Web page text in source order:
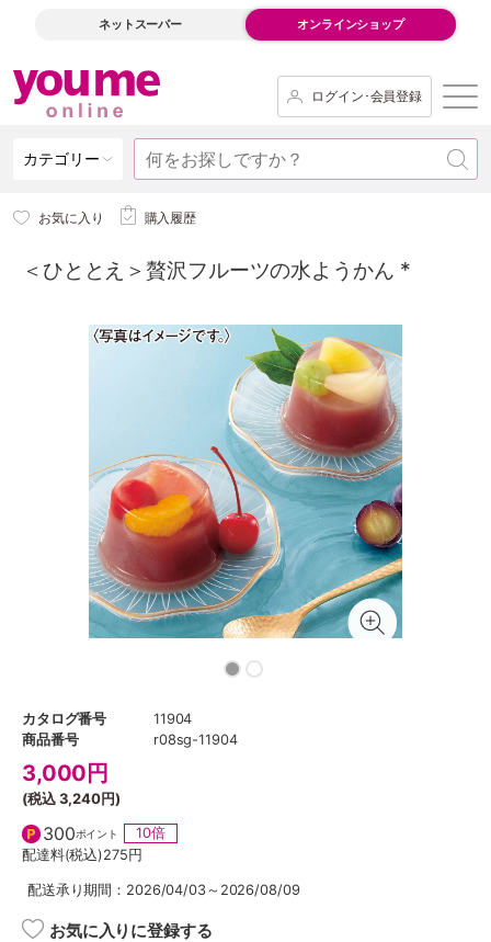
ネットスーパー オンラインショップ
ログイン･会員登録
カテゴリー
お気に入り 購入履歴
＜ひととえ＞贅沢フルーツの水ようかん *
カタログ番号
11904
商品番号
r08sg-11904
3,000 円
(税込3,240円)
300ポイント
10倍
配達料(税込)275円
配送承り期間：2026/04/03～2026/08/09
お気に入りに登録する